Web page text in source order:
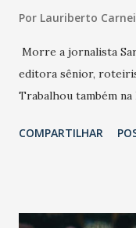
Por Lauriberto
Morre a jornalista
editora sênior,
Trabalhou também na
COMPARTILHAR